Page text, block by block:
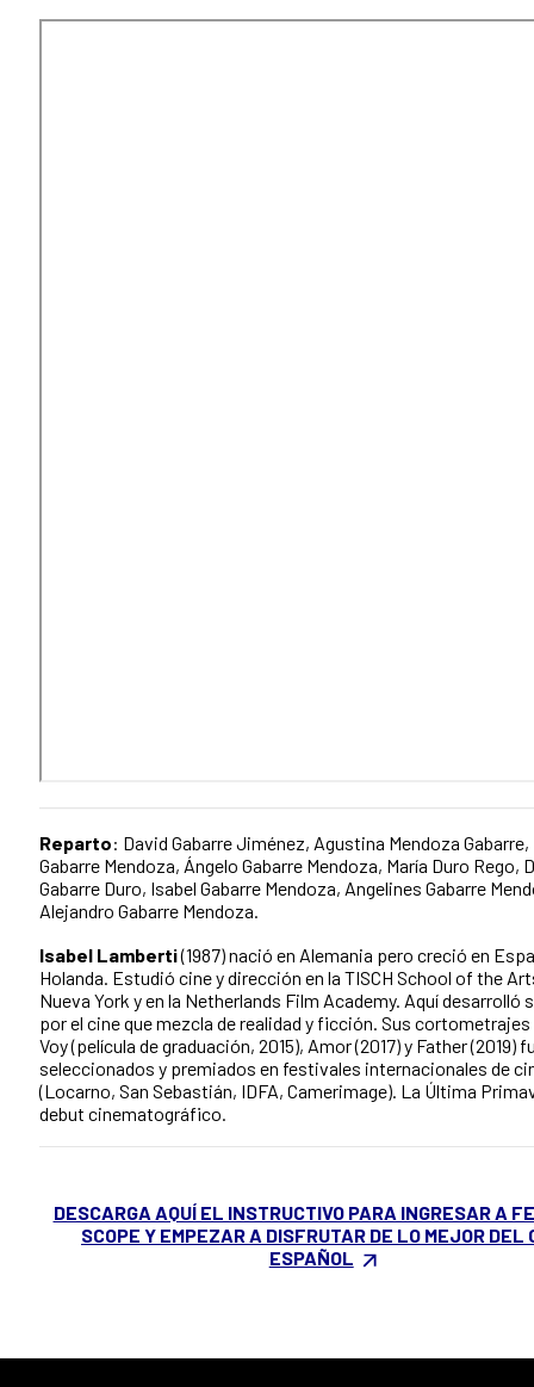
Reparto: David Gabarre Jiménez, Agustina Mendoza Gabarre,
Gabarre Mendoza, Ángelo Gabarre Mendoza, María Duro Rego,
Gabarre Duro, Isabel Gabarre Mendoza, Angelines Gabarre
Alejandro Gabarre Mendoza.
Isabel Lamberti(1987) nació en Alemania pero creció en
Holanda. Estudió cine y dirección en la TISCH School of the
Nueva York y en la Netherlands Film Academy. Aquí desarrolló
por el cine que mezcla de realidad y ficción. Sus cortometrajes
Voy (película de graduación, 2015), Amor (2017) y Father (2019)
seleccionados y premiados en festivales internacionales de
(Locarno, San Sebastián, IDFA, Camerimage). La Última
debut cinematográfico.
DESCARGA AQUÍ EL INSTRUCTIVO PARA INGRESAR A
SCOPE Y EMPEZAR A DISFRUTAR DE LO MEJOR DEL
ESPAÑOL